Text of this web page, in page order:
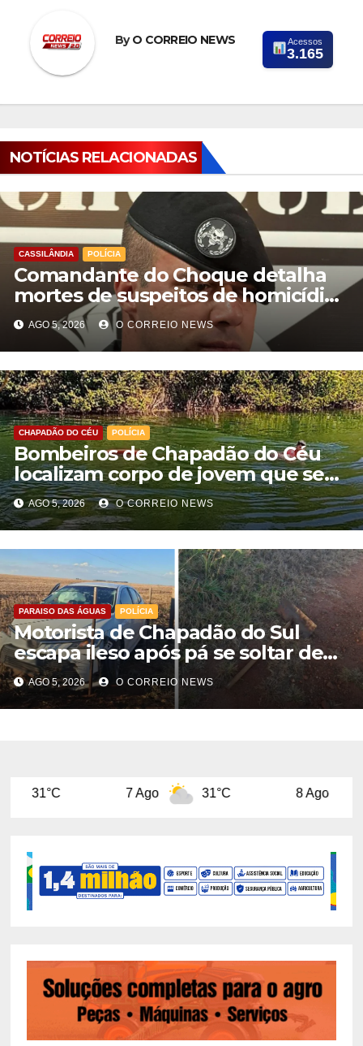
ByO CORREIO NEWS Acessos
3.165
NOTÍCIAS RELACIONADAS
CASSILÂNDIA POLÍCIA
Comandante do Choque detalha
mortes de suspeitos de homicídio
em Cassilândia
AGO 5, 2026 O CORREIO NEWS
CHAPADÃO DO CÉU POLÍCIA
Bombeiros de Chapadão do Céu
localizam corpo de jovem que se
afogou durante pescaria no Rio
Formoso
AGO 5, 2026 O CORREIO NEWS
PARAISO DAS ÁGUAS POLÍCIA
Motorista de Chapadão do Sul
escapa ileso após pá se soltar de
caminhão e atingir carro na BR-060
AGO 5, 2026 O CORREIO NEWS
7 Ago 31°C 8 Ago 31°C